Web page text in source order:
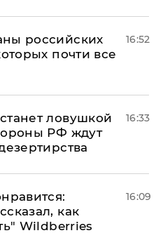
российских
почти все
16:52
ловушкой
РФ ждут
16:33
как
Wildberries
16:09